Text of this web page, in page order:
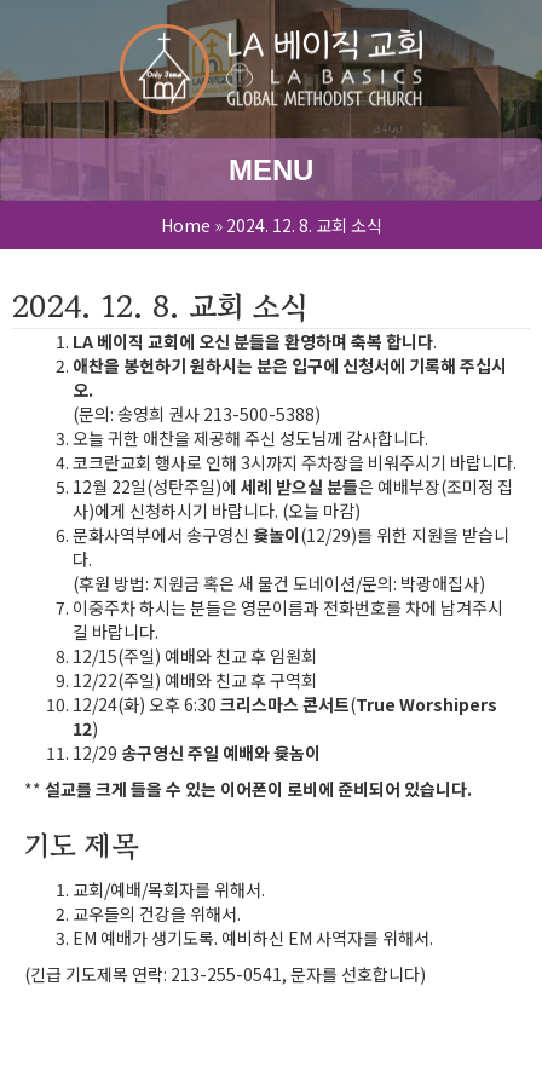
MENU
Home » 2024. 12. 8. 교회 소식
2024. 12. 8. 교회 소식
LA 베이직 교회에 오신 분들을 환영하며 축복 합니다.
애찬을 봉헌하기 원하시는 분은 입구에 신청서에 기록해 주십시
오.
(문의: 송영희 권사 213-500-5388)
오늘 귀한 애찬을 제공해 주신 성도님께 감사합니다.
코크란교회 행사로 인해 3시까지 주차장을 비워주시기 바랍니다.
12월 22일(성탄주일)에 세례 받으실 분들은 예배부장(조미정 집
사)에게 신청하시기 바랍니다. (오늘 마감)
문화사역부에서 송구영신 윷놀이(12/29)를 위한 지원을 받습니
다.
(후원 방법: 지원금 혹은 새 물건 도네이션/문의: 박광애집사)
이중주차 하시는 분들은 영문이름과 전화번호를 차에 남겨주시
길 바랍니다.
12/15(주일) 예배와 친교 후 임원회
12/22(주일) 예배와 친교 후 구역회
12/24(화) 오후 6:30 크리스마스 콘서트(True Worshipers
12)
12/29 송구영신 주일 예배와 윷놈이
** 설교를 크게 들을 수 있는 이어폰이 로비에 준비되어 있습니다.
기도 제목
교회/예배/목회자를 위해서.
교우들의 건강을 위해서.
EM 예배가 생기도록. 예비하신 EM 사역자를 위해서.
(긴급 기도제목 연락: 213-255-0541, 문자를 선호합니다)